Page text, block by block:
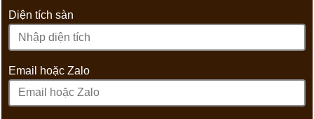
Diện tích sàn
Email hoặc Zalo